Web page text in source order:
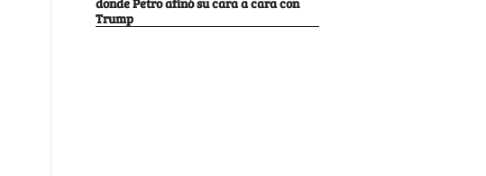
Trump